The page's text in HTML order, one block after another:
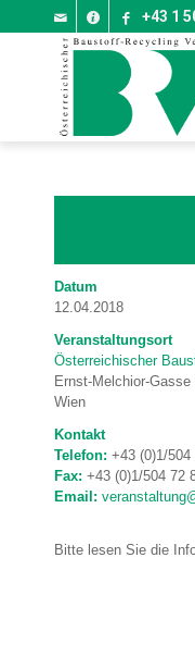
+43 1
Datum
12.04.2018
Veranstaltungsort
Österreichischer
Ernst-Melchior-Gasse
Wien
Kontakt
Telefon: +43 (0)1/504
Fax: +43 (0)1/504 72
Email:
Bitte lesen Sie die